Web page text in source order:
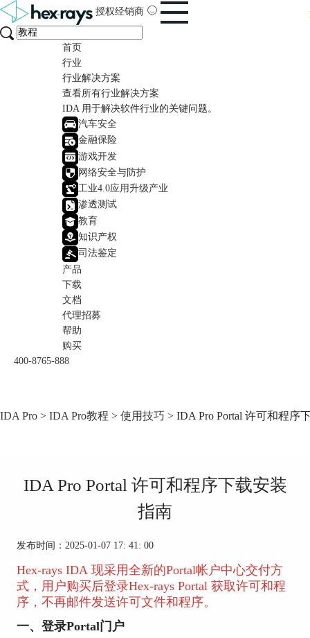
授权经销商
首页
行业
行业解决方案
查看所有行业解决方案
IDA 用于解决软件行业的关键问题。
汽车安全
金融保险
游戏开发
网络安全与防护
工业4.0应用升级产业
渗透测试
教育
知识产权
司法鉴定
产品
下载
文档
代理招募
帮助
购买
400-8765-888
IDA Pro > IDA Pro教程 > 使用技巧 > IDA Pro Portal 许可和程序
IDA Pro Portal 许可和程序下载安装
指南
发布时间：2025-01-07 17: 41: 00
Hex-rays IDA 现采用全新的Portal帐户中心交付方
式，用户购买后登录Hex-rays Portal 获取许可和程
序，不再邮件发送许可文件和程序。
一、登录Portal门户